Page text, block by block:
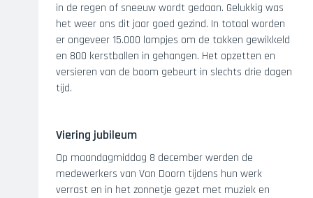
in de regen of sneeuw wordt gedaan. Gelukkig was
het weer ons dit jaar goed gezind. In totaal worden
er ongeveer 15.000 lampjes om de takken gewikkeld
en 800 kerstballen in gehangen. Het opzetten en
versieren van de boom gebeurt in slechts drie dagen
tijd.
Viering jubileum
Op maandagmiddag 8 december werden de
medewerkers van Van Doorn tijdens hun werk
verrast en in het zonnetje gezet met muziek en